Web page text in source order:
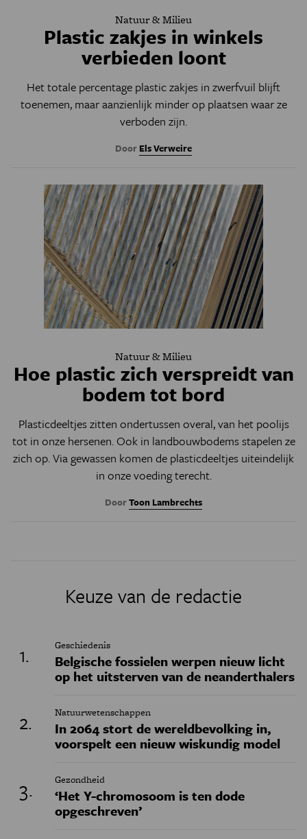
Natuur & Milieu
Plastic zakjes in winkels
verbieden loont
Het totale percentage plastic zakjes in zwerfvuil blijft
toenemen, maar aanzienlijk minder op plaatsen waar ze
verboden zijn.
Door Els Verweire
Natuur & Milieu
Hoe plastic zich verspreidt van
bodem tot bord
Plasticdeeltjes zitten ondertussen overal, van het poolijs
tot in onze hersenen. Ook in landbouwbodems stapelen ze
zich op. Via gewassen komen de plasticdeeltjes uiteindelijk
in onze voeding terecht.
DoorToon Lambrechts
Keuze van de redactie
Geschiedenis
Belgische fossielen werpen nieuw licht
op het uitsterven van de neanderthalers
Natuurwetenschappen
In 2064 stort de wereldbevolking in,
voorspelt een nieuw wiskundig model
Gezondheid
‘Het Y-chromosoom is ten dode
opgeschreven’